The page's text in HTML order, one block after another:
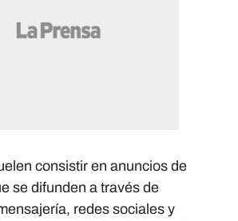
consistir en anuncios de
se difunden a través de
redes sociales y